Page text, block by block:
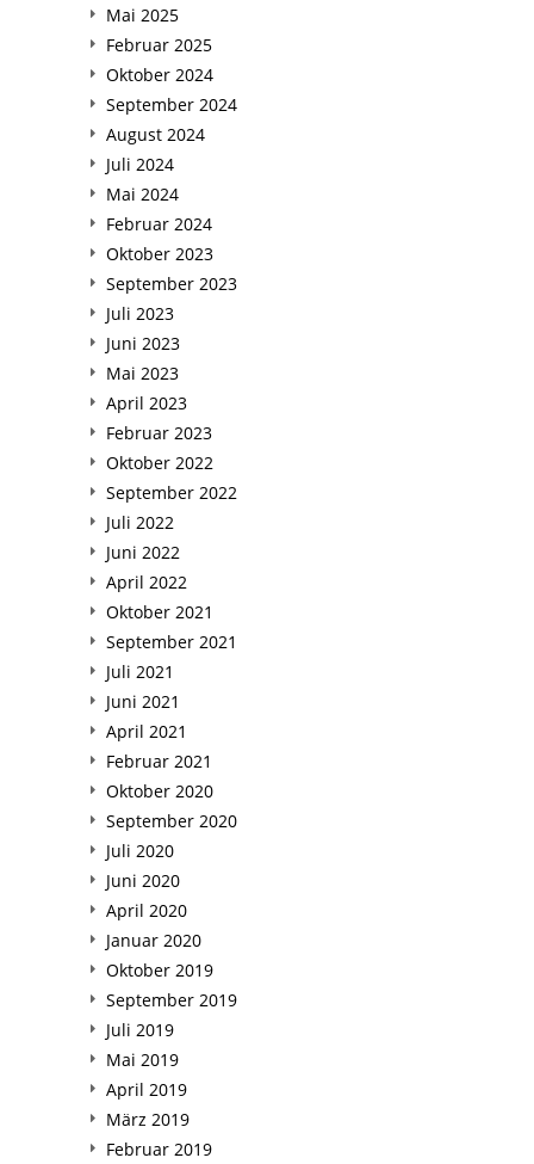
Mai 2025
Februar 2025
Oktober 2024
September 2024
August 2024
Juli 2024
Mai 2024
Februar 2024
Oktober 2023
September 2023
Juli 2023
Juni 2023
Mai 2023
April 2023
Februar 2023
Oktober 2022
September 2022
Juli 2022
Juni 2022
April 2022
Oktober 2021
September 2021
Juli 2021
Juni 2021
April 2021
Februar 2021
Oktober 2020
September 2020
Juli 2020
Juni 2020
April 2020
Januar 2020
Oktober 2019
September 2019
Juli 2019
Mai 2019
April 2019
März 2019
Februar 2019